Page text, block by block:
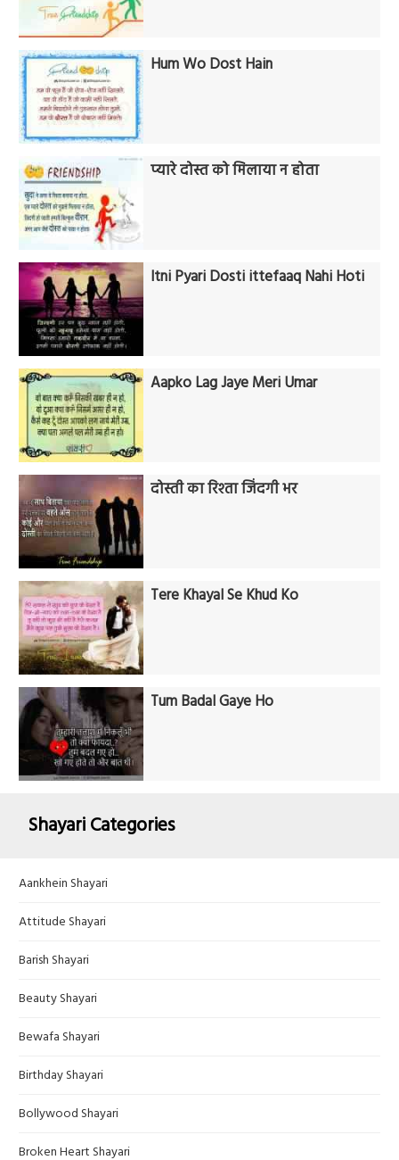
Hum Wo Dost Hain
प्यारे दोस्त को मिलाया न होता
Itni Pyari Dosti ittefaaq Nahi Hoti
Aapko Lag Jaye Meri Umar
दोस्ती का रिश्ता जिंदगी भर
Tere Khayal Se Khud Ko
Tum Badal Gaye Ho
Shayari Categories
Aankhein Shayari
Attitude Shayari
Barish Shayari
Beauty Shayari
Bewafa Shayari
Birthday Shayari
Bollywood Shayari
Broken Heart Shayari